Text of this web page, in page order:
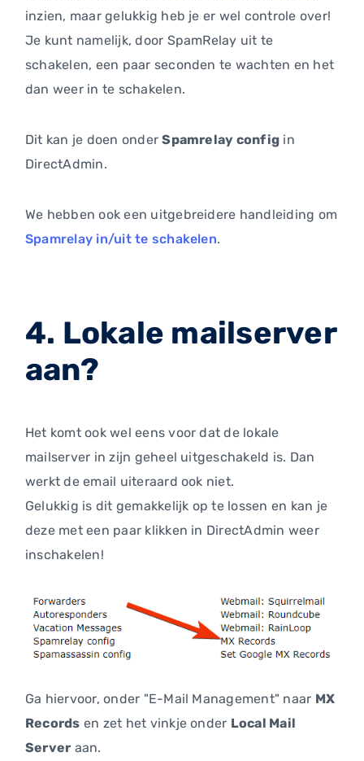
inzien, maar gelukkig heb je er wel controle over!
Je kunt namelijk, door SpamRelay uit te
schakelen, een paar seconden te wachten en het
dan weer in te schakelen.
Dit kan je doen onderSpamrelay config in
DirectAdmin.
We hebben ook een uitgebreidere handleiding om
Spamrelay in/uit te schakelen.
4. Lokale mailserver
aan?
Het komt ook wel eens voor dat de lokale
mailserver in zijn geheel uitgeschakeld is. Dan
werkt de email uiteraard ook niet.
Gelukkig is dit gemakkelijk op te lossen en kan je
deze met een paar klikken in DirectAdmin weer
inschakelen!
Ga hiervoor, onder "E-Mail Management" naar MX
Records en zet het vinkje onder Local Mail
Server aan.